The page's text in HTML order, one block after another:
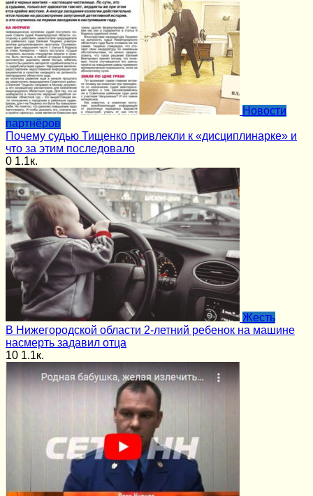
Новости
партнёров
Почему судью Тищенко привлекли к «дисциплинарке» и
что за этим последовало
0 1.1к.
Жесть
В Нижегородской области 2-летний ребенок на машине
насмерть задавил отца
10 1.1к.